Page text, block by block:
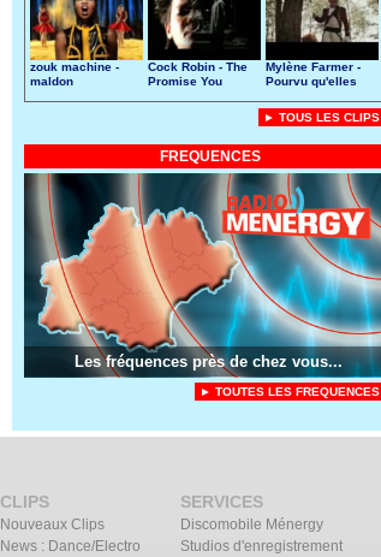
zouk machine -
maldon
Cock Robin - The
Promise You
Mylène Farmer -
Pourvu qu'elles
► TOUS LES CLIPS
FREQUENCES
Les fréquences près de chez vous...
► TOUTES LES FREQUENCES
CLIPS
Nouveaux Clips
News : Dance/Electro
SERVICES
Discomobile Ménergy
Studios d'enregistrement